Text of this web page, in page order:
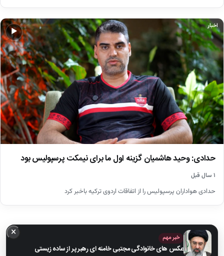
▶
اخبار
حدادی: وحید هاشمیان گزینه اول ما برای نیمکت پرسپولیس بود
۱ سال قبل
حدادی هواداران پرسپولیس را از اتفاقات اردوی ترکیه باخبر کرد
× خبر مهم
عکس های خانوادگی مجتبی خامنه ای رهبر پر از ساده زیستی